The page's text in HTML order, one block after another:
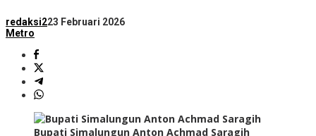
redaksi223 Februari 2026
Metro
Bupati Simalungun Anton Achmad Saragih